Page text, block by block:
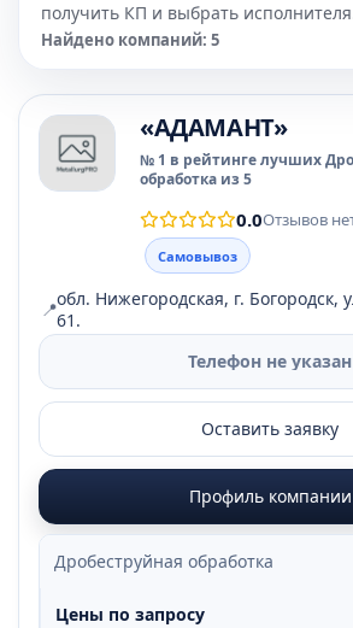
получить КП и выбрать
Найдено компаний: 5
«АДАМАНТ»
№ 1 в рейтинге лучших
обработка из 5
0.0Отзывов
Самовывоз
📍обл. Нижегородская, г. Богородск,
61.
Телефон не указан
Оставить заявку
Профиль компании
Дробеструйная обработка
Цены по запросу